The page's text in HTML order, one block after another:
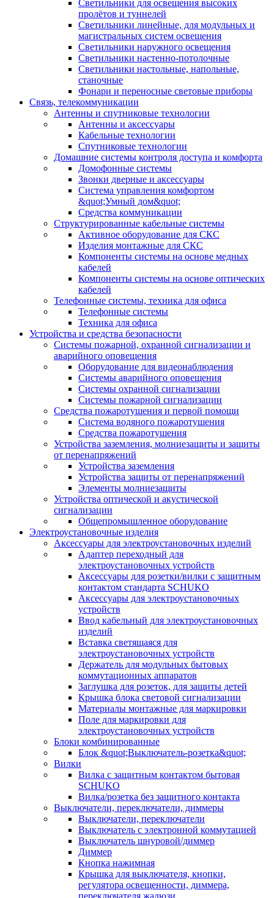
Светильники для освещения высоких
пролётов и туннелей
Светильники линейные, для модульных и
магистральных систем освещения
Светильники наружного освещения
Светильники настенно-потолочные
Светильники настольные, напольные,
станочные
Фонари и переносные световые приборы
Связь, телекоммуникации
Антенны и спутниковые технологии
Антенны и аксессуары
Кабельные технологии
Спутниковые технологии
Домашние системы контроля доступа и комфорта
Домофонные системы
Звонки дверные и аксессуары
Система управления комфортом
&quot;Умный дом&quot;
Средства коммуникации
Структурированные кабельные системы
Активное оборудование для СКС
Изделия монтажные для СКС
Компоненты системы на основе медных
кабелей
Компоненты системы на основе оптических
кабелей
Телефонные системы, техника для офиса
Телефонные системы
Техника для офиса
Устройства и средства безопасности
Системы пожарной, охранной сигнализации и
аварийного оповещения
Оборудование для видеонаблюдения
Системы аварийного оповещения
Системы охранной сигнализации
Системы пожарной сигнализации
Средства пожаротушения и первой помощи
Система водяного пожаротушения
Средства пожаротушения
Устройства заземления, молниезащиты и защиты
от перенапряжений
Устройства заземления
Устройства защиты от перенапряжений
Элементы молниезащиты
Устройства оптической и акустической
сигнализации
Общепромышленное оборудование
Электроустановочные изделия
Аксессуары для электроустановочных изделий
Адаптер переходный для
электроустановочных устройств
Аксессуары для розетки/вилки с защитным
контактом стандарта SCHUKO
Аксессуары для электроустановочных
устройств
Ввод кабельный для электроустановочных
изделий
Вставка светящаяся для
электроустановочных устройств
Держатель для модульных бытовых
коммутационных аппаратов
Заглушка для розеток, для защиты детей
Крышка блока световой сигнализации
Материалы монтажные для маркировки
Поле для маркировки для
электроустановочных устройств
Блоки комбинированные
Блок &quot;Выключатель-розетка&quot;
Вилки
Вилка с защитным контактом бытовая
SCHUKO
Вилка/розетка без защитного контакта
Выключатели, переключатели, диммеры
Выключатели, переключатели
Выключатель с электронной коммутацией
Выключатель шнуровой/диммер
Диммер
Кнопка нажимная
Крышка для выключателя, кнопки,
регулятора освещенности, диммера,
переключателя жалюзи